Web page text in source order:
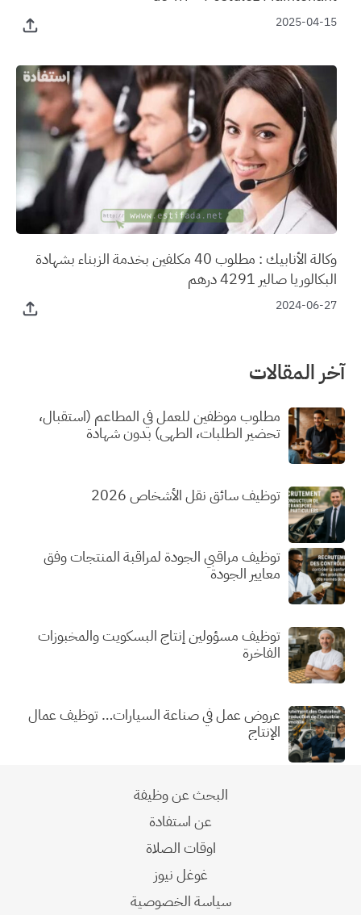
2025-04-15
وكالة الأنابيك : مطلوب 40 مكلفين بخدمة الزبناء بشهادة
البكالوريا صالير 4291 درهم
2024-06-27
آخر المقالات
مطلوب موظفين للعمل في المطاعم (استقبال،
تحضير الطلبات، الطهي) بدون شهادة
توظيف سائق نقل الأشخاص 2026
توظيف مراقبي الجودة لمراقبة المنتجات وفق
معايير الجودة
توظيف مسؤولين إنتاج البسكويت والمخبوزات
الفاخرة
عروض عمل في صناعة السيارات… توظيف عمال
الإنتاج
البحث عن وظيفة
عن استفادة
اوقات الصلاة
غوغل نيوز
سياسة الخصوصية